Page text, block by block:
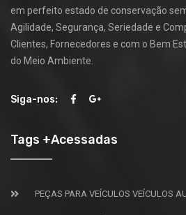
em perfeito estado de conservação
Agilidade, Segurança, Seriedade e
Clientes, Fornecedores e com o Bem
do Meio Ambiente.
Siga-nos:
Tags +Acessadas
PEÇAS PARA VEÍCULOS VEÍCULOS